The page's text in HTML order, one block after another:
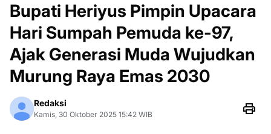
Bupati Heriyus Pimpin Upacara
Hari Sumpah Pemuda ke-97,
Ajak Generasi Muda Wujudkan
Murung Raya Emas 2030
Redaksi
Kamis, 30 Oktober 2025 15:42 WIB